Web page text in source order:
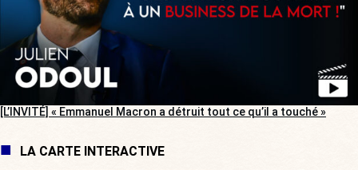
[L’INVITÉ] « Emmanuel Macron a détruit tout ce qu’il a touché »
LA CARTE INTERACTIVE